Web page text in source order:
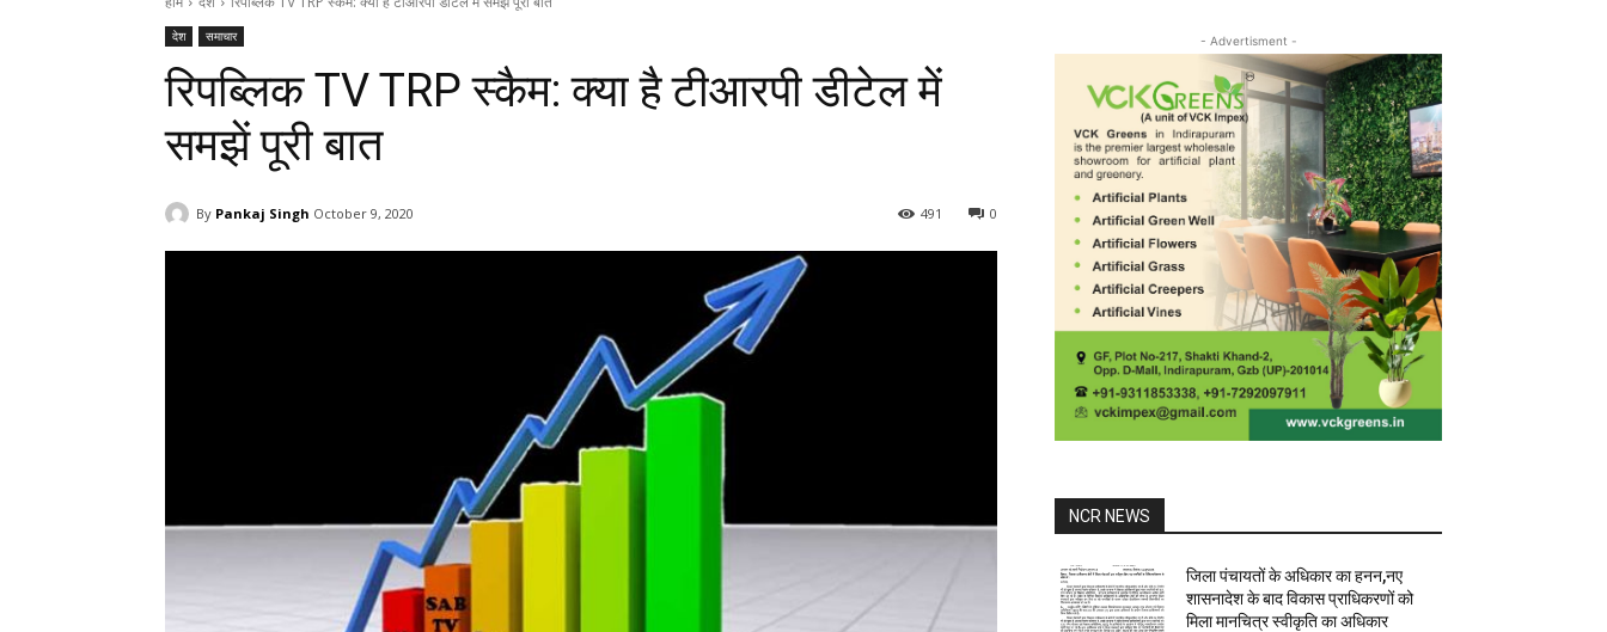
देश समाचार
रिपब्लिक TV TRP स्कैम: क्या है टीआरपी डीटेल में
समझें पूरी बात
By Pankaj Singh October 9, 2020 0
491
- Advertisment -
NCR NEWS
जिला पंचायतों के अधिकार का हनन,नए
शासनादेश के बाद विकास प्राधिकरणों को
मिला मानचित्र स्वीकृति का अधिकार